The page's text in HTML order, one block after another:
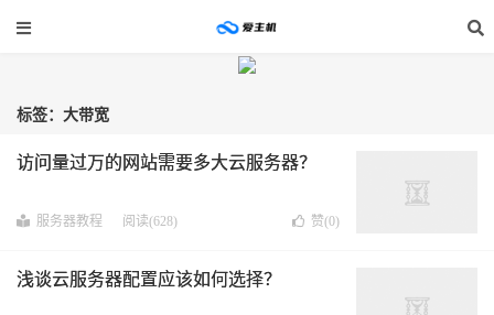
标签：大带宽
访问量过万的网站需要多大云服务器？
服务器教程 阅读(628) 赞(0)
浅谈云服务器配置应该如何选择？